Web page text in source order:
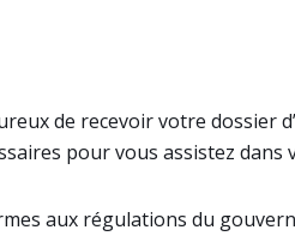
de recevoir votre dossier
pour vous assistez dans
aux régulations du